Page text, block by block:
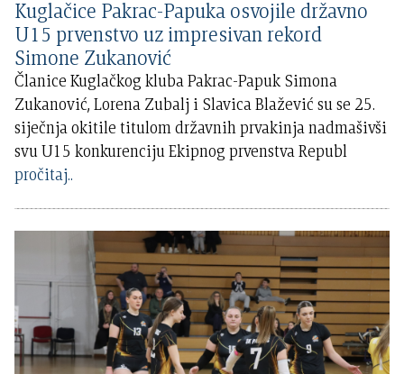
Kuglačice Pakrac-Papuka osvojile državno
U15 prvenstvo uz impresivan rekord
Simone Zukanović
Članice Kuglačkog kluba Pakrac-Papuk Simona
Zukanović, Lorena Zubalj i Slavica Blažević su se 25.
siječnja okitile titulom državnih prvakinja nadmašivši
svu U15 konkurenciju Ekipnog prvenstva Republ
pročitaj..